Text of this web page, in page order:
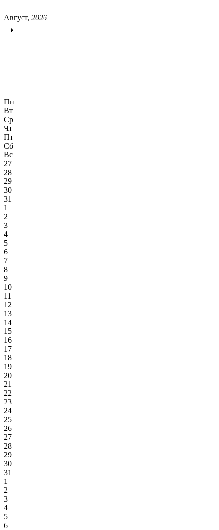
Август, 2026
Пн
Вт
Ср
Чт
Пт
Сб
Вс
27
28
29
30
31
1
2
3
4
5
6
7
8
9
10
11
12
13
14
15
16
17
18
19
20
21
22
23
24
25
26
27
28
29
30
31
1
2
3
4
5
6